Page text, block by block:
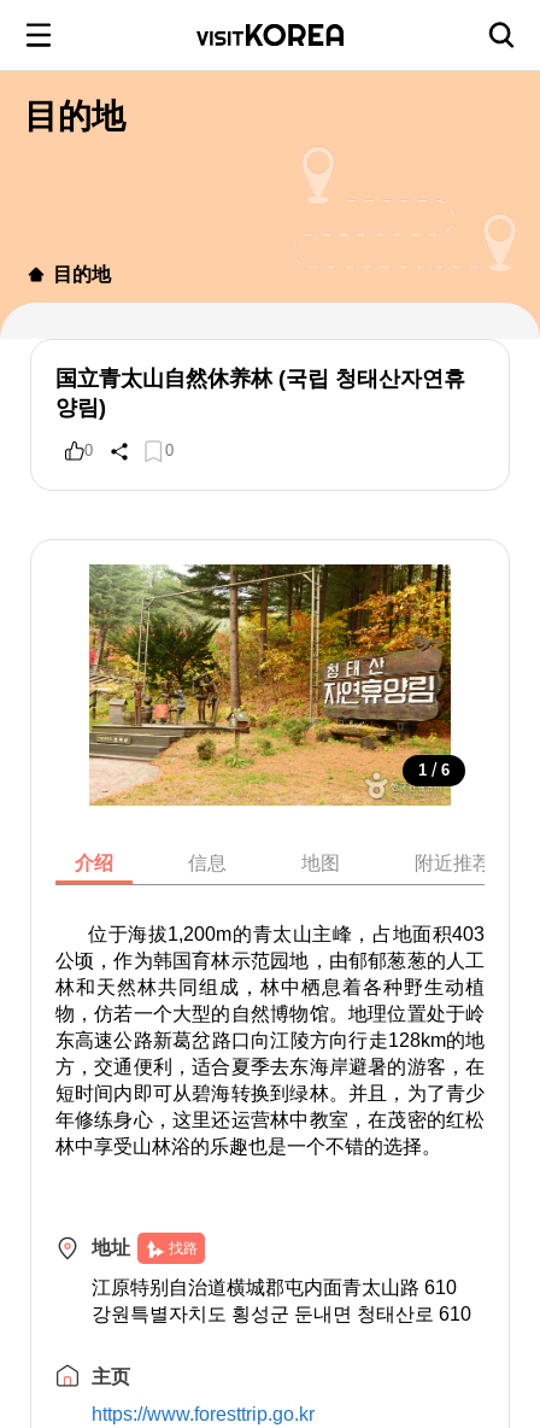
目的地
目的地
国立青太山自然休养林 (국립 청태산자연휴
양림)
0 0
1 / 6
介绍 信息 地图 附近推荐景点
位于海拔1,200m的青太山主峰，占地面积403
公顷，作为韩国育林示范园地，由郁郁葱葱的人工
林和天然林共同组成，林中栖息着各种野生动植
物，仿若一个大型的自然博物馆。地理位置处于岭
东高速公路新葛岔路口向江陵方向行走128km的地
方，交通便利，适合夏季去东海岸避暑的游客，在
短时间内即可从碧海转换到绿林。并且，为了青少
年修练身心，这里还运营林中教室，在茂密的红松
林中享受山林浴的乐趣也是一个不错的选择。
地址 找路
江原特别自治道横城郡屯内面青太山路 610
강원특별자치도 횡성군 둔내면 청태산로 610
主页
https://www.foresttrip.go.kr